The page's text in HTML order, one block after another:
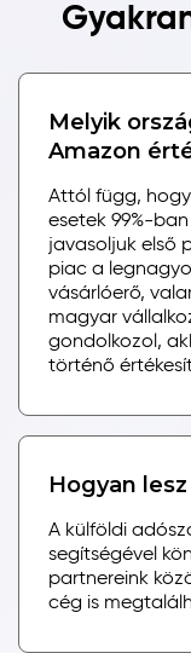
Melyik
Amazon
Attól függ,
esetek 99%-
javasoljuk első
piac a
vásárlóerő,
magyar
gondolkozol,
történő
Hogyan
A külföldi
segítségével
partnereink
cég is